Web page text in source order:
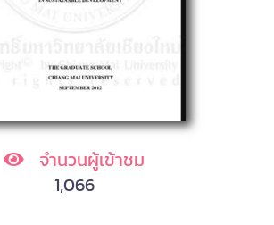
จำนวนผู้เข้าชม
1,066